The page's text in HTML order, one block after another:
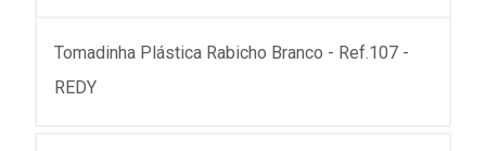
Tomadinha Plástica Rabicho Branco - Ref.107 -
REDY